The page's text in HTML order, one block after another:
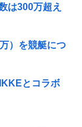
は300万超え
）を競艇につ
とコラボ